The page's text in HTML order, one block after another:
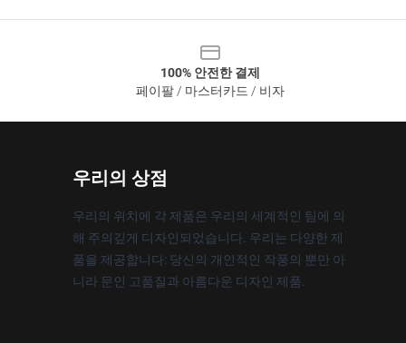
100% 안전한 결제
페이팔 / 마스터카드 / 비자
우리의 상점
우리의 위치에 각 제품은 우리의 세계적인 팀에 의
해 주의깊게 디자인되었습니다. 우리는 다양한 제
품을 제공합니다: 당신의 개인적인 작풍의 뿐만 아
니라 문인 고품질과 아름다운 디자인 제품.